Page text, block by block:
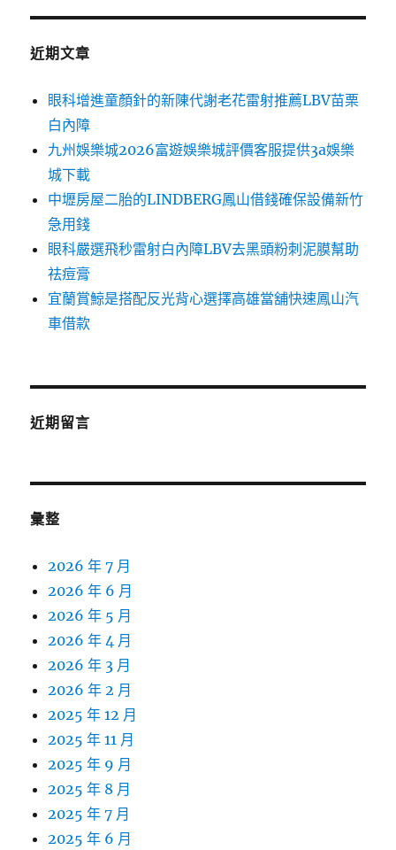
近期文章
眼科增進童顏針的新陳代謝老花雷射推薦LBV苗栗
白內障
九州娛樂城2026富遊娛樂城評價客服提供3a娛樂
城下載
中壢房屋二胎的LINDBERG鳳山借錢確保設備新竹
急用錢
眼科嚴選飛秒雷射白內障LBV去黑頭粉刺泥膜幫助
祛痘膏
宜蘭賞鯨是搭配反光背心選擇高雄當舖快速鳳山汽
車借款
近期留言
彙整
2026 年 7 月
2026 年 6 月
2026 年 5 月
2026 年 4 月
2026 年 3 月
2026 年 2 月
2025 年 12 月
2025 年 11 月
2025 年 9 月
2025 年 8 月
2025 年 7 月
2025 年 6 月